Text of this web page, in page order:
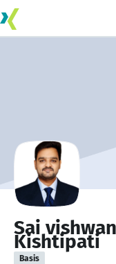
Sai
Kishtipati
Basis